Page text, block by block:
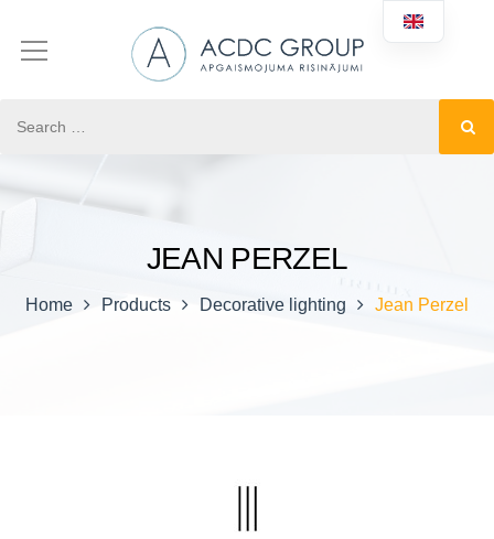
JEAN PERZEL
Home Products Decorative lighting Jean Perzel